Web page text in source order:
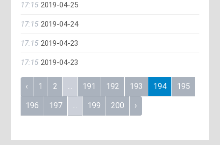
17:15 2019-04-25
17:15 2019-04-24
17:15 2019-04-23
17:15 2019-04-23
‹ 1 2 ... 191 192 193 194 195
196 197 ... 199 200 ›